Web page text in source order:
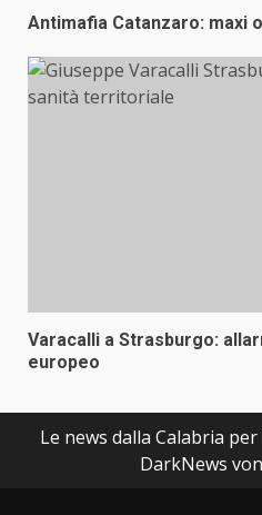
Antimafia Catanzaro: maxi
Varacalli a Strasburgo:
europeo
Le news dalla Calabria
DarkNews